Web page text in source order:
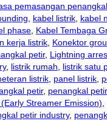
pemasangan
, kabel listrik, kabel
phase, Kabel Tembaga
kerja listrik, Konektor
petir, Lightning
, listrik rumah, listrik satu
listrik, panel listrik,
petir, penangkal
Streamer Emission),
petir industry,